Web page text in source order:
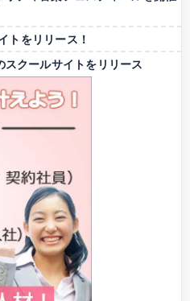
トをリリース！
スクールサイトをリリース